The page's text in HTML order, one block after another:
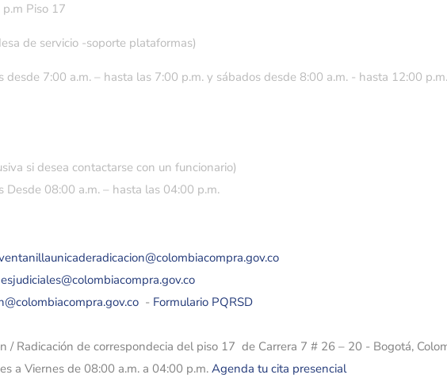
Piso 17
de servicio -soporte plataformas)
desde 7:00 a.m. – hasta las 7:00 p.m. y sábados desde 8:00 a.m. - hasta 12:00 p.m.
si desea contactarse con un funcionario)
Desde 08:00 a.m. – hasta las 04:00 p.m.
- Formulario PQRSD
/ Radicación de correspondecia del piso 17 de Carrera 7 # 26 – 20 - Bogotá,
a Viernes de 08:00 a.m. a 04:00 p.m. Agenda tu cita presencial